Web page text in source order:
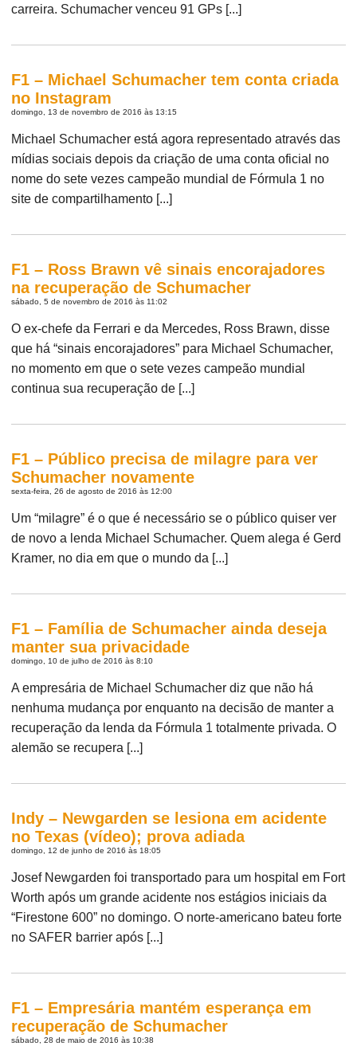
carreira. Schumacher venceu 91 GPs [...]
F1 – Michael Schumacher tem conta criada
no Instagram
domingo, 13 de novembro de 2016 às 13:15
Michael Schumacher está agora representado através das
mídias sociais depois da criação de uma conta oficial no
nome do sete vezes campeão mundial de Fórmula 1 no
site de compartilhamento [...]
F1 – Ross Brawn vê sinais encorajadores
na recuperação de Schumacher
sábado, 5 de novembro de 2016 às 11:02
O ex-chefe da Ferrari e da Mercedes, Ross Brawn, disse
que há “sinais encorajadores” para Michael Schumacher,
no momento em que o sete vezes campeão mundial
continua sua recuperação de [...]
F1 – Público precisa de milagre para ver
Schumacher novamente
sexta-feira, 26 de agosto de 2016 às 12:00
Um “milagre” é o que é necessário se o público quiser ver
de novo a lenda Michael Schumacher. Quem alega é Gerd
Kramer, no dia em que o mundo da [...]
F1 – Família de Schumacher ainda deseja
manter sua privacidade
domingo, 10 de julho de 2016 às 8:10
A empresária de Michael Schumacher diz que não há
nenhuma mudança por enquanto na decisão de manter a
recuperação da lenda da Fórmula 1 totalmente privada. O
alemão se recupera [...]
Indy – Newgarden se lesiona em acidente
no Texas (vídeo); prova adiada
domingo, 12 de junho de 2016 às 18:05
Josef Newgarden foi transportado para um hospital em Fort
Worth após um grande acidente nos estágios iniciais da
“Firestone 600” no domingo. O norte-americano bateu forte
no SAFER barrier após [...]
F1 – Empresária mantém esperança em
recuperação de Schumacher
sábado, 28 de maio de 2016 às 10:38